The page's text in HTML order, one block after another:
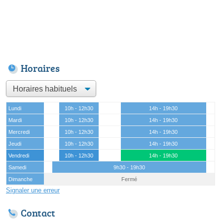
Horaires
Lundi 10h - 12h30
14h - 19h30
Mardi
10h - 12h30
14h - 19h30
Mercredi
10h - 12h30
14h - 19h30
Jeudi
10h - 12h30
14h - 19h30
Vendredi
10h - 12h30
14h - 19h30
Samedi
9h30 - 19h30
Dimanche
Fermé
Signaler une erreur
Contact